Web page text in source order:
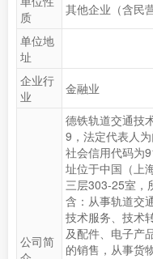
质
其他企业（含民
单位地
址
企业行
业
金融业
公司简
德铁轨道交通技
9，法定代表人
社会信用代码为
址位于中国（上
三层303-25室，
含：从事轨道交
技术服务、技术
及配件、电子产
的销售，从事货